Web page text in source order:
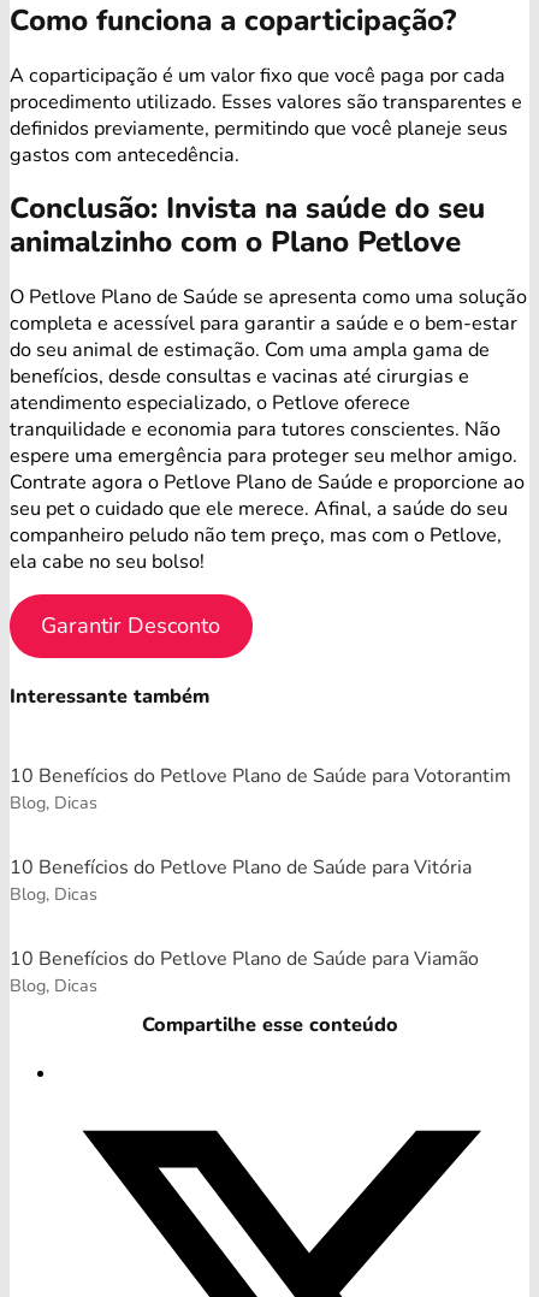
Como funciona a coparticipação?
A coparticipação é um valor fixo que você paga por cada
procedimento utilizado. Esses valores são transparentes e
definidos previamente, permitindo que você planeje seus
gastos com antecedência.
Conclusão: Invista na saúde do seu
animalzinho com o Plano Petlove
O Petlove Plano de Saúde se apresenta como uma solução
completa e acessível para garantir a saúde e o bem-estar
do seu animal de estimação. Com uma ampla gama de
benefícios, desde consultas e vacinas até cirurgias e
atendimento especializado, o Petlove oferece
tranquilidade e economia para tutores conscientes. Não
espere uma emergência para proteger seu melhor amigo.
Contrate agora o Petlove Plano de Saúde e proporcione ao
seu pet o cuidado que ele merece. Afinal, a saúde do seu
companheiro peludo não tem preço, mas com o Petlove,
ela cabe no seu bolso!
Garantir Desconto
Interessante também
10 Benefícios do Petlove Plano de Saúde para Votorantim
Blog, Dicas
10 Benefícios do Petlove Plano de Saúde para Vitória
Blog, Dicas
10 Benefícios do Petlove Plano de Saúde para Viamão
Blog, Dicas
Compartilhe esse conteúdo